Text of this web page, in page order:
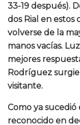
33-19 después).
dos Rial en estos
volverse de la
manos vacías.
mejores
Rodríguez
visitante.
Como ya
reconocido en